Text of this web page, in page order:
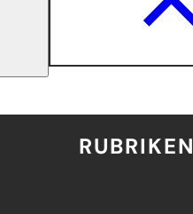
RUBRIKEN